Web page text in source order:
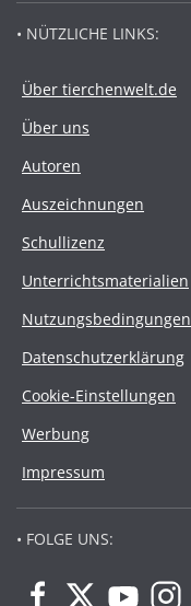
• NÜTZLICHE LINKS:
Über tierchenwelt.de
Über uns
Autoren
Auszeichnungen
Schullizenz
Unterrichtsmaterialien
Nutzungsbedingungen
Datenschutzerklärung
Cookie-Einstellungen
Werbung
Impressum
• FOLGE UNS: